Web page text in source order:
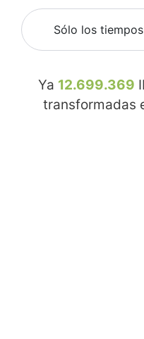
Sólo los
Ya 12.699.369
transformadas